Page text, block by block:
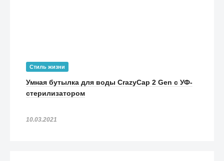
Стиль жизни
Умная бутылка для воды CrazyCap 2 Gen с УФ-
стерилизатором
10.03.2021